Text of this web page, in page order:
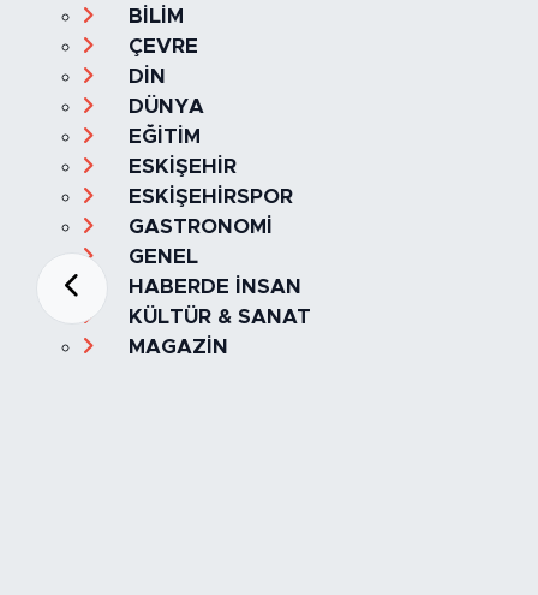
BİLİM
ÇEVRE
DİN
DÜNYA
EĞİTİM
ESKİŞEHİR
ESKİŞEHİRSPOR
GASTRONOMİ
GENEL
HABERDE İNSAN
KÜLTÜR & SANAT
MAGAZİN